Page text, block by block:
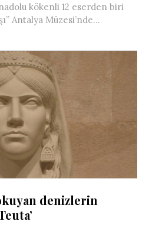
kökenli 12 eserden biri
Antalya Müzesi’nde...
denizlerin